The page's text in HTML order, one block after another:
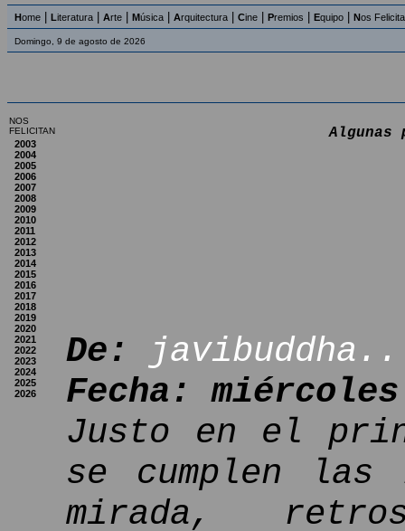
Home Literatura Arte Música Arquitectura Cine Premios Equipo Nos
Domingo, 9 de agosto de 2026
NOS
FELICITAN
2003
2004
2005
2006
2007
2008
2009
2010
2011
2012
2013
2014
2015
2016
2017
2018
2019
2020
2021
2022
2023
2024
2025
2026
Algunas
De:
Fecha:
Justo en el
se cumplen
mirada,